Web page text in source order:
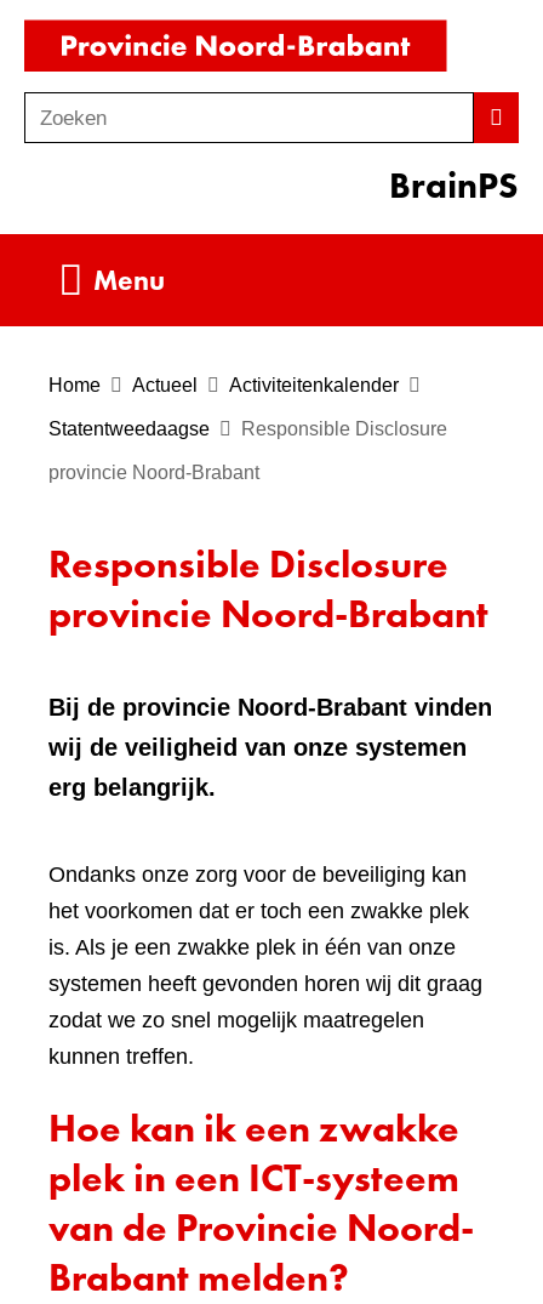
Ga
de
inhoud
o
Zoeken
BrainPS
Menu
Home Actueel Activiteitenkalender
Statentweedaagse Responsible Disclosure
provincie Noord-Brabant
Responsible Disclosure
provincie Noord-Brabant
Bij de provincie Noord-Brabant vinden
wij de veiligheid van onze systemen
erg belangrijk.
Ondanks onze zorg voor de beveiliging kan
het voorkomen dat er toch een zwakke plek
is. Als je een zwakke plek in één van onze
systemen heeft gevonden horen wij dit graag
zodat we zo snel mogelijk maatregelen
kunnen treffen.
Hoe kan ik een zwakke
plek in een ICT-systeem
van de Provincie Noord-
Brabant melden?